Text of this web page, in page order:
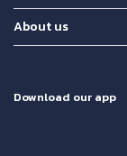
About us
Download our app